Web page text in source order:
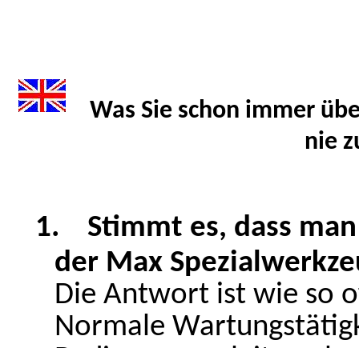
Was Sie schon immer
nie
1.
Stimmt es, dass
der Max
Die Antwort ist wie so
Normale